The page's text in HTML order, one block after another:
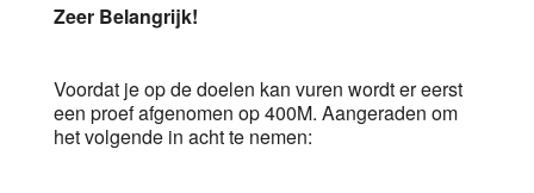
Zeer Belangrijk!
Voordat je op de doelen kan vuren wordt er eerst
een proef afgenomen op 400M. Aangeraden om
het volgende in acht te nemen: